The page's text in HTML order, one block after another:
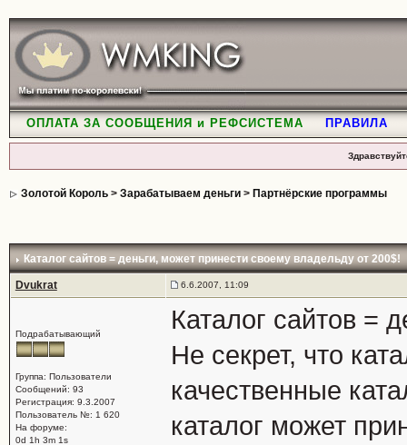
ОПЛАТА ЗА СООБЩЕНИЯ и РЕФСИСТЕМА ПРАВИЛА
Золотой Король> Зарабатываем деньги> Партнёрские программы
Каталог сайтов = деньги, может принести своему владельду от 200$!
Dvukrat 6.6.2007, 11:09
Подрабатывающий
Группа: Пользователи
Сообщений: 93
Регистрация: 9.3.2007
Пользователь №: 1 620
На форуме:
0d 1h 3m 1s
Каталог сайтов =
Не секрет, что
качественные
каталог может